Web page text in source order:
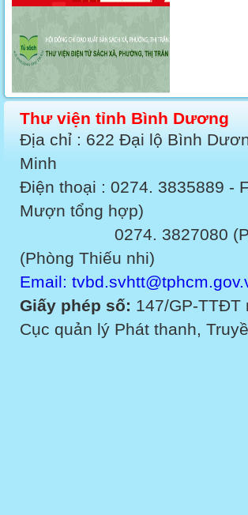
Thư viện tỉnh Bình Dương
Địa chỉ : 622 Đại lộ Bình
Minh
Điện thoại : 0274. 3835889 -
Mượn tổng hợp)
0274. 3827080 (Phòng
(Phòng Thiếu nhi)
Email:
Giấy phép số: 147/GP-TTĐT
Cục quản lý Phát thanh,